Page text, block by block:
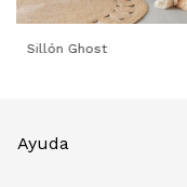
Sillón Ghost
Ayuda